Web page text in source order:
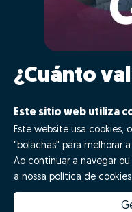
¿Cuánto
¿Cuáles son las
con Zome?
Este sitio web utiliza
Este website usa cookies,
"bolachas" para melhorar
Ao continuar a navegar
a nossa política de cookies.